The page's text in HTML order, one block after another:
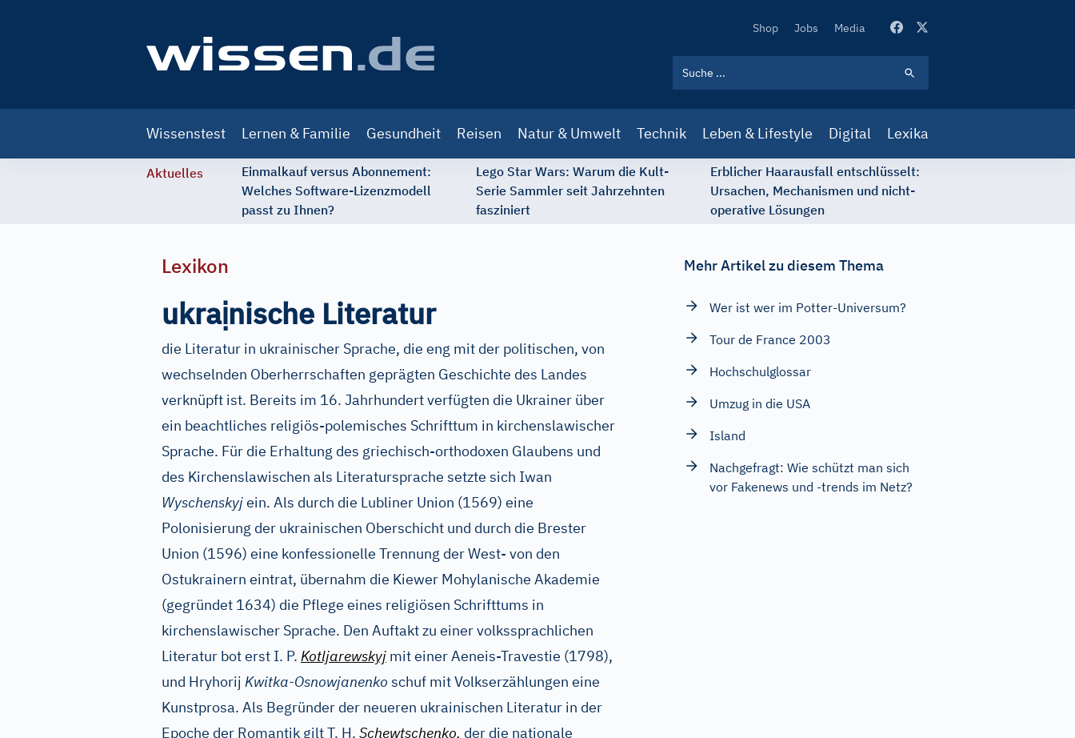
Secondary
Shop Jobs Media
navigation
Wissenstest Lernen & Familie Gesundheit Reisen Natur & Umwelt Technik Leben & Lifestyle Digital Lexika
Aktuelles
Einmalkauf versus Abonnement:
Welches Software-Lizenzmodell
passt zu Ihnen?
Lego Star Wars: Warum die Kult-
Serie Sammler seit Jahrzehnten
fasziniert
Erblicher Haarausfall entschlüsselt:
Ursachen, Mechanismen und nicht-
operative Lösungen
Lexikon
ukraịnische Literatur
die Literatur in ukrainischer Sprache, die eng mit der politischen, von
wechselnden Oberherrschaften geprägten Geschichte des Landes
verknüpft ist. Bereits im 16. Jahrhundert verfügten die Ukrainer über
ein beachtliches religiös-polemisches Schrifttum in kirchenslawischer
Sprache. Für die Erhaltung des griechisch-orthodoxen Glaubens und
des Kirchenslawischen als Literatursprache setzte sich Iwan
Wyschenskyjein. Als durch die Lubliner Union (1569) eine
Polonisierung der ukrainischen Oberschicht und durch die Brester
Union (1596) eine konfessionelle Trennung der West- von den
Ostukrainern eintrat, übernahm die Kiewer Mohylanische Akademie
(gegründet 1634) die Pflege eines religiösen Schrifttums in
kirchenslawischer Sprache. Den Auftakt zu einer volkssprachlichen
Literatur bot erst I. P. Kotljarewskyj mit einer Aeneis-Travestie (1798),
und Hryhorij Kwitka-Osnowjanenko schuf mit Volkserzählungen eine
Kunstprosa. Als Begründer der neueren ukrainischen Literatur in der
Epoche der Romantik gilt T. H. Schewtschenko, der die nationale
Mehr Artikel zu diesem Thema
Wer ist wer im Potter-Universum?
Tour de France 2003
Hochschulglossar
Umzug in die USA
Island
Nachgefragt: Wie schützt man sich
vor Fakenews und -trends im Netz?